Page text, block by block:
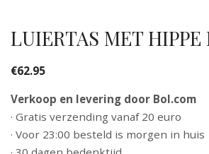
LUIERTAS MET HIPPE
€62.95
Verkoop en levering door Bol.com
· Gratis verzending vanaf 20 euro
· Voor 23:00 besteld is morgen in huis